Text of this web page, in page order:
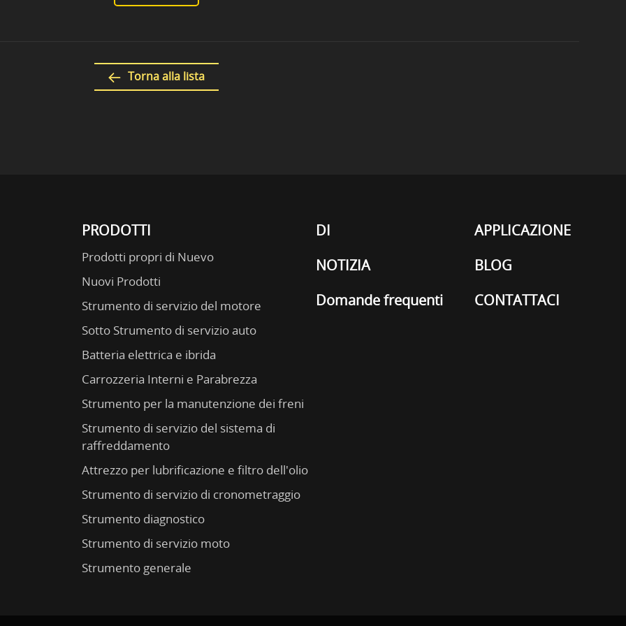
Torna alla lista
PRODOTTI
Prodotti propri di Nuevo
Nuovi Prodotti
Strumento di servizio del motore
Sotto Strumento di servizio auto
Batteria elettrica e ibrida
Carrozzeria Interni e Parabrezza
Strumento per la manutenzione dei freni
Strumento di servizio del sistema di
raffreddamento
Attrezzo per lubrificazione e filtro dell'olio
Strumento di servizio di cronometraggio
Strumento diagnostico
Strumento di servizio moto
Strumento generale
DI
APPLICAZIONE
NOTIZIA
BLOG
Domande frequenti
CONTATTACI